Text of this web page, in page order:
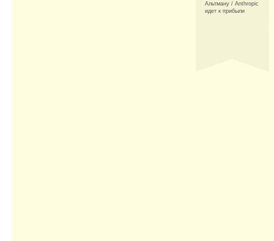
Альтману / Anthropic
идет к прибыли